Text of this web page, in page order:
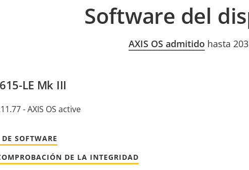
Software del
AXIS OS admitido hasta
LE Mk III
- AXIS OS active
SOFTWARE
DE LA INTEGRIDAD